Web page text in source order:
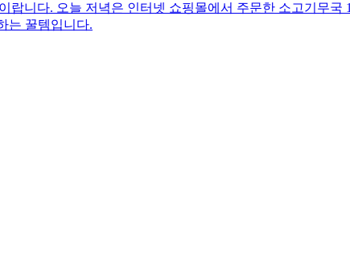
랍니다. 오늘 저녁은 인터넷 쇼핑몰에서 주문한 소고기무
는 꿀템입니다.